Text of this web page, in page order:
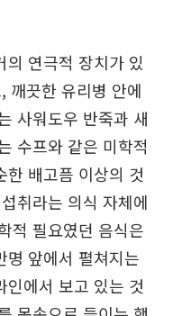
연극적 장치가 있
깨끗한 유리병 안에
사워도우 반죽과 새
수프와 같은 미학적
한 배고픔 이상의 것
취라는 의식 자체에
적 필요였던 음식은
명 앞에서 펼쳐지는
인에서 보고 있는 것